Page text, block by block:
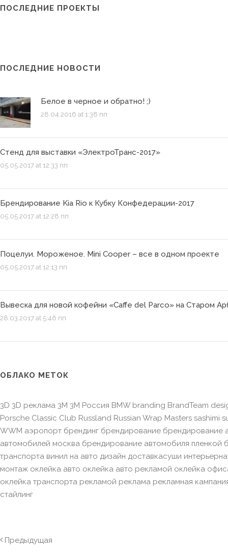
ПОСЛЕДНИЕ ПРОЕКТЫ
ПОСЛЕДНИЕ НОВОСТИ
Белое в черное и обратно! ;)
28.04.2016 at 1:38 пп
Стенд для выставки «ЭлектроТранс-2017»
05.05.2017 at 12:33 пп
Брендирование Kia Rio к Кубку Конфедерации-2017
05.05.2017 at 12:28 пп
Поцелуи. Мороженое. Mini Cooper – все в одном проекте
05.05.2017 at 12:13 пп
Вывеска для новой кофейни «Caffe del Parco» на Старом
28.03.2017 at 5:46 пп
ОБЛАКО МЕТОК
3D 3D реклама 3M 3M Россия BMW branding BrandTeam
Porsche Classic Club Russland Russian Wrap Masters
WWM аэропорт брендинг брендирование брендирование
автомобилей москва брендирование автомобиля
транспорта винил на авто дизайн доставкасуши
монтаж оклейка авто оклейка авто рекламой оклейка
оклейка транспорта рекламой реклама рекламная
стайлинг
Предыдущая